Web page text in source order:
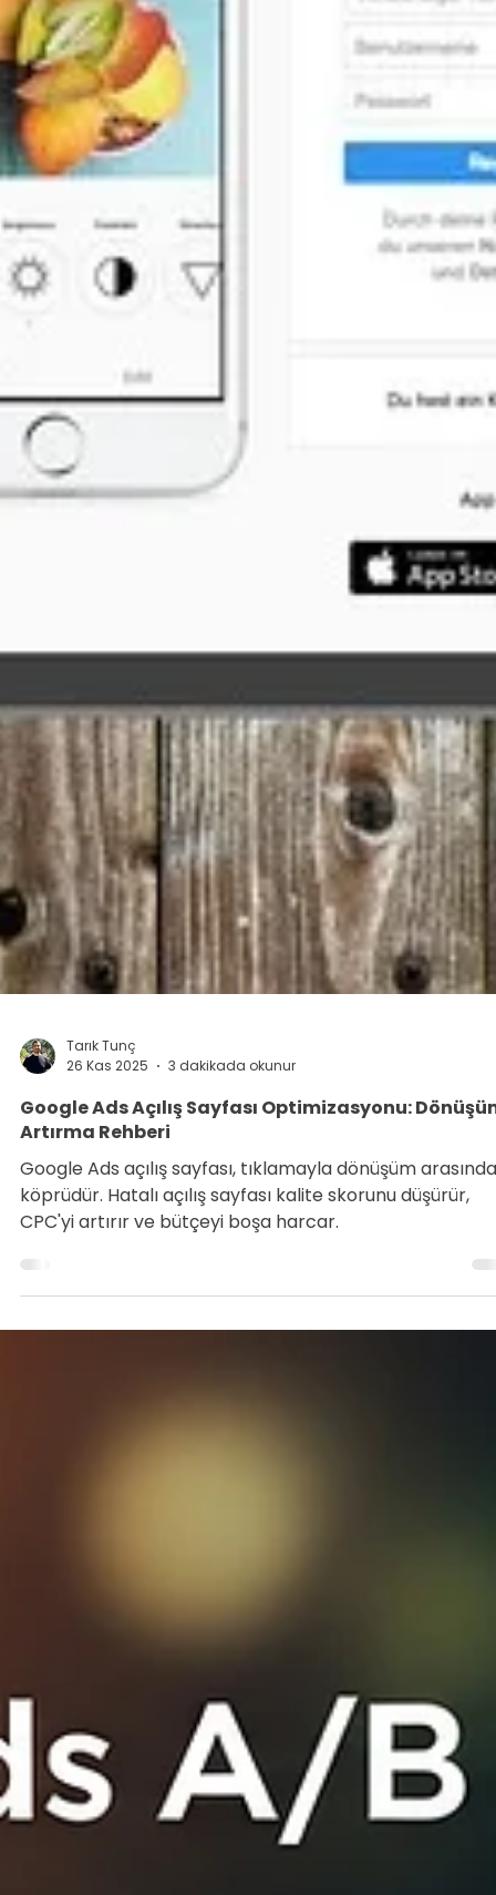
Google Ads Açılış Sayfası Optimizasyonu:
Google Ads açılış sayfası, tıklamayla dönüşüm
köprüdür. Hatalı açılış sayfası kalite skorunu düşürür,
CPC'yi artırır ve bütçeyi boşa harcar.